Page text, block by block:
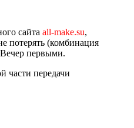
сайта all-make.su,
потерять (комбинация
первыми.
части передачи